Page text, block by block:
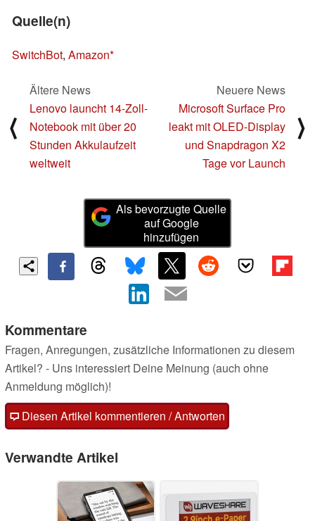
Quelle(n)
SwitchBot, Amazon
⟨
Ältere News
Lenovo launcht 14-Zoll-
Notebook mit über 20
Stunden Akkulaufzeit
weltweit
Neuere News
Microsoft Surface Pro
leakt mit OLED-Display
und Snapdragon X2
Tage vor Launch
⟩
Als bevorzugte Quelle
auf Google
hinzufügen
Kommentare
Fragen, Anregungen, zusätzliche Informationen zu diesem
Artikel? - Uns interessiert Deine Meinung (auch ohne
Anmeldung möglich)!
Diesen Artikel kommentieren / Antworten
Verwandte Artikel